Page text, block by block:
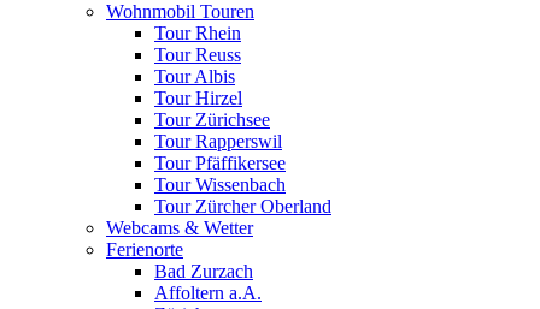
Wohnmobil Touren
Tour Rhein
Tour Reuss
Tour Albis
Tour Hirzel
Tour Zürichsee
Tour Rapperswil
Tour Pfäffikersee
Tour Wissenbach
Tour Zürcher Oberland
Webcams & Wetter
Ferienorte
Bad Zurzach
Affoltern a.A.